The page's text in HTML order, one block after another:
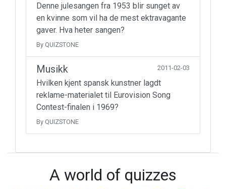
Denne julesangen fra 1953 blir sunget av
en kvinne som vil ha de mest ektravagante
gaver. Hva heter sangen?
By QUIZSTONE
Musikk 2011-02-03
Hvilken kjent spansk kunstner lagdt
reklame-materialet til Eurovision Song
Contest-finalen i 1969?
By QUIZSTONE
A world of quizzes